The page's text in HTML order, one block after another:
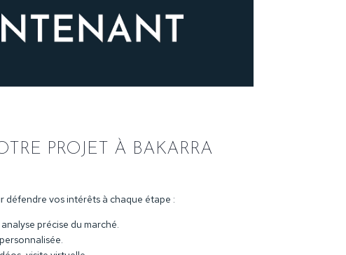
PROJET À BAKARRA
défendre vos intérêts à chaque étape :
précise du marché.